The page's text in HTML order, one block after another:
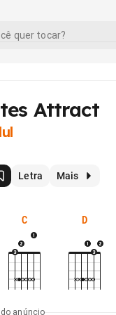
Attract
Letra Mais
C D
anúncio